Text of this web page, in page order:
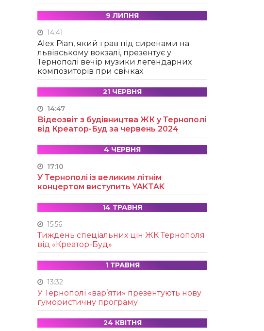
9 ЛИПНЯ
14:41
Alex Pian, який грав під сиренами на
львівському вокзалі, презентує у
Тернополі вечір музики легендарних
композиторів при свічках
21 ЧЕРВНЯ
14:47
Відеозвіт з будівництва ЖК у Тернополі
від Креатор-Буд за червень 2024
4 ЧЕРВНЯ
17:10
У Тернополі із великим літнім
концертом виступить YAKTAK
14 ТРАВНЯ
15:56
Тиждень спеціальних цін ЖК Тернополя
від «Креатор-Буд»
1 ТРАВНЯ
13:32
У Тернополі «вар’яти» презентують нову
гумористичну програму
24 КВІТНЯ